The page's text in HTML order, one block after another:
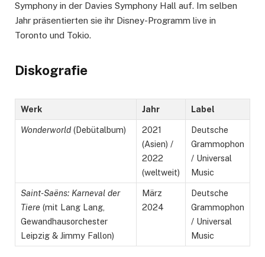
Symphony in der Davies Symphony Hall auf. Im selben
Jahr präsentierten sie ihr Disney-Programm live in
Toronto und Tokio.
Diskografie
Werk Jahr Label
Wonderworld (Debütalbum)
2021
(Asien) /
2022
(weltweit)
Deutsche
Grammophon
/ Universal
Music
Saint-Saëns: Karneval der
Tiere (mit Lang Lang,
Gewandhausorchester
Leipzig & Jimmy Fallon)
März
2024
Deutsche
Grammophon
/ Universal
Music